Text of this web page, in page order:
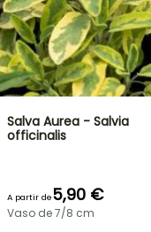
Salva Aurea - Salvia
officinalis
A partir de5,90 €
Vaso de 7/8 cm